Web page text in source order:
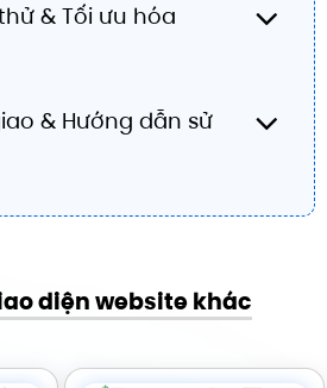
& Tối ưu hóa
& Hướng dẫn sử
diện website khác